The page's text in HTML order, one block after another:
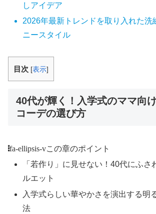
しアイデア
2026年最新トレンドを取り入れた洗
ニースタイル
目次 [表示]
40代が輝く！入学式のママ向
コーデの選び方
fa-ellipsis-vこの章のポイント
「若作り」に見せない！40代にふさ
ルエット
入学式らしい華やかさを演出する明
法